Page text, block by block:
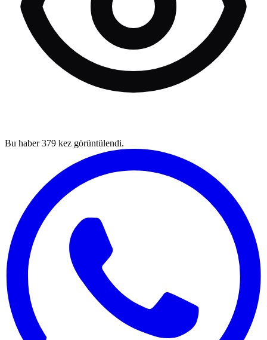
Bu haber379 kez görüntülendi.